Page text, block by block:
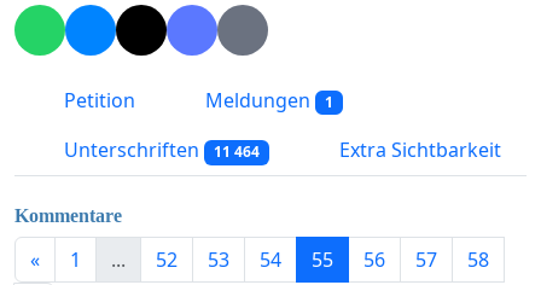
Petition Meldungen 1
Unterschriften 11 464 Extra Sichtbarkeit
Kommentare
« 1 ... 52 53 54 55 56 57
58